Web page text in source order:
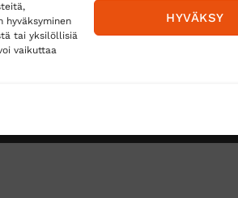
tai yksilöllisiä
vaikuttaa
HYVÄKSY
Matkahuolto
Postnord